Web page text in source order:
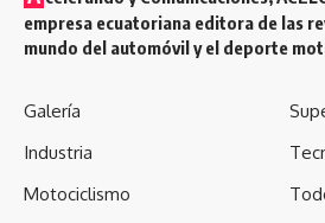
empresa ecuatoriana editora de las
mundo del automóvil y el deporte
Galería
Industria
Motociclismo